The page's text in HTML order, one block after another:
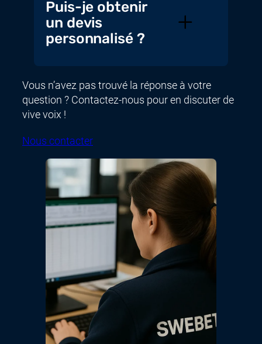
Puis-je obtenir
un devis
personnalisé ?
Vous n’avez pas trouvé la réponse à votre
question ? Contactez-nous pour en discuter de
vive voix !
Nous contacter